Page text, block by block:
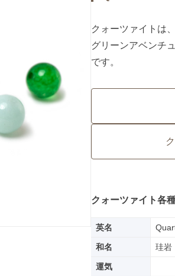
クォーツァイトは
グリーンアベンチ
です。
クォーツァイト各
英名
和名 珪岩
運気